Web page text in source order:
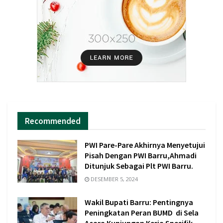
Recommended
PWI Pare-Pare Akhirnya Menyetujui
Pisah Dengan PWI Barru,Ahmadi
Ditunjuk Sebagai Plt PWI Barru.
DESEMBER 5, 2024
Wakil Bupati Barru: Pentingnya
Peningkatan Peran BUMD di Sela